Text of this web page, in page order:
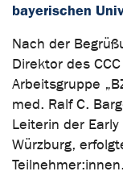
bayerischen
Nach der
Direktor des
Arbeitsgruppe
med. Ralf C.
Leiterin der
Würzburg,
Teilnehmer:innen.